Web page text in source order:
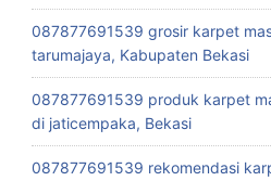
087877691539 grosir karpet
tarumajaya, Kabupaten Bekasi
087877691539 produk karpet
di jaticempaka, Bekasi
087877691539 rekomendasi